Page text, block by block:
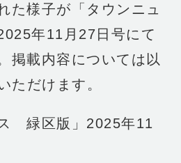
た様子が「タウンニュ
年11月27日号にて
掲載内容については以
ただけます。
ス 緑区版」2025年11